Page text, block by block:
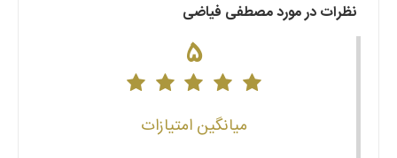
نظرات در مورد مصطفی فیاضی
5
میانگین امتیازات